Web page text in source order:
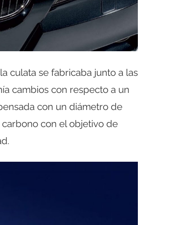
culata se fabricaba junto a las
cambios con respecto a un
con un diámetro de
con el objetivo de